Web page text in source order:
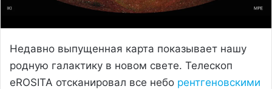
Недавно выпущенная карта показывает нашу
родную галактику в новом свете. Телескоп
eROSITA отсканировал все небо рентгеновскими